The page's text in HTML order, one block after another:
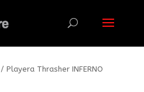
/ Playera Thrasher INFERNO